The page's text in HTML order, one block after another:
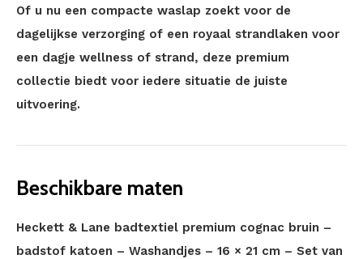
Of u nu een compacte waslap zoekt voor de
dagelijkse verzorging of een royaal strandlaken voor
een dagje wellness of strand, deze premium
collectie biedt voor iedere situatie de juiste
uitvoering.
Beschikbare maten
Heckett & Lane badtextiel premium cognac bruin –
badstof katoen – Washandjes – 16 × 21 cm – Set van